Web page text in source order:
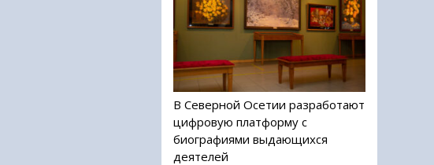
В Северной Осетии разработают
цифровую платформу с
биографиями выдающихся
деятелей